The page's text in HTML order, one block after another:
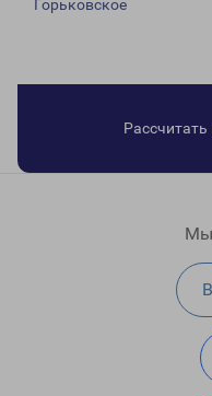
Горьковское
Рассчитать
Мы